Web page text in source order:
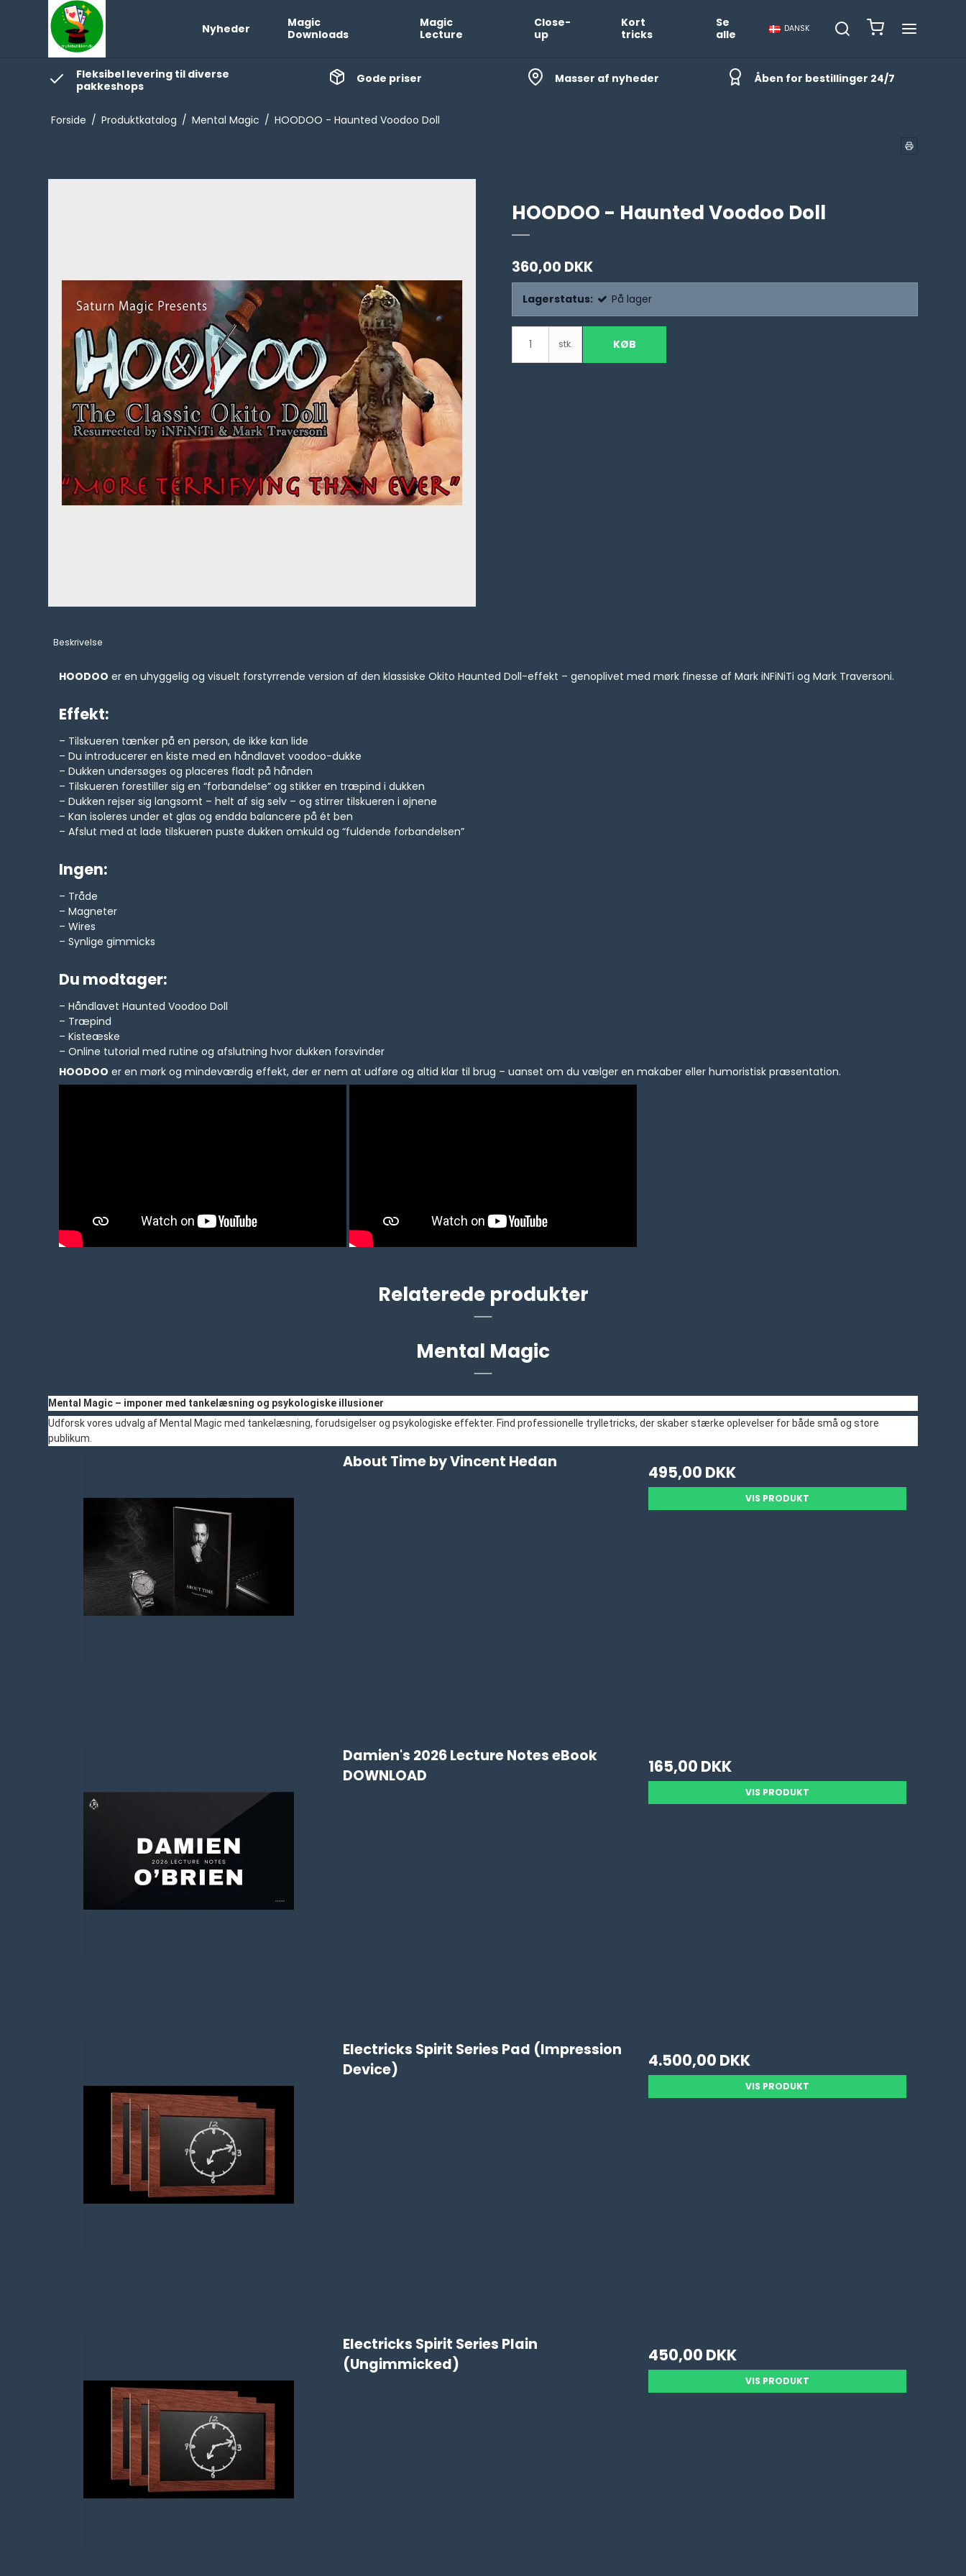
Nyheder
Magic
Downloads
Magic
Lecture
Close-
up
Kort
tricks
Se
alle
DANSK
Fleksibel levering til diverse
pakkeshops
Gode priser Masser af nyheder Åben for bestillinger 24/7
Forside / Produktkatalog / Mental Magic / HOODOO - Haunted Voodoo Doll
HOODOO - Haunted Voodoo Doll
360,00 DKK
Lagerstatus: På lager
stk. KØB
Beskrivelse
HOODOO er en uhyggelig og visuelt forstyrrende version af den klassiske Okito Haunted Doll-effekt – genoplivet med mørk finesse af Mark iNFiNiTi og Mark Traversoni.
Effekt:
– Tilskueren tænker på en person, de ikke kan lide
– Du introducerer en kiste med en håndlavet voodoo-dukke
– Dukken undersøges og placeres fladt på hånden
– Tilskueren forestiller sig en “forbandelse” og stikker en træpind i dukken
– Dukken rejser sig langsomt – helt af sig selv – og stirrer tilskueren i øjnene
– Kan isoleres under et glas og endda balancere på ét ben
– Afslut med at lade tilskueren puste dukken omkuld og “fuldende forbandelsen”
Ingen:
– Tråde
– Magneter
– Wires
– Synlige gimmicks
Du modtager:
– Håndlavet Haunted Voodoo Doll
– Træpind
– Kisteæske
– Online tutorial med rutine og afslutning hvor dukken forsvinder
HOODOO er en mørk og mindeværdig effekt, der er nem at udføre og altid klar til brug – uanset om du vælger en makaber eller humoristisk præsentation.
Relaterede produkter
Mental Magic
Mental Magic – imponer med tankelæsning og psykologiske illusioner
Udforsk vores udvalg af Mental Magic med tankelæsning, forudsigelser og psykologiske effekter. Find professionelle trylletricks, der skaber stærke oplevelser for både små og store
publikum.
About Time by Vincent Hedan
495,00 DKK
VIS PRODUKT
Damien's 2026 Lecture Notes eBook
DOWNLOAD
165,00 DKK
VIS PRODUKT
Electricks Spirit Series Pad (Impression
Device)
4.500,00 DKK
VIS PRODUKT
Electricks Spirit Series Plain
(Ungimmicked)
450,00 DKK
VIS PRODUKT